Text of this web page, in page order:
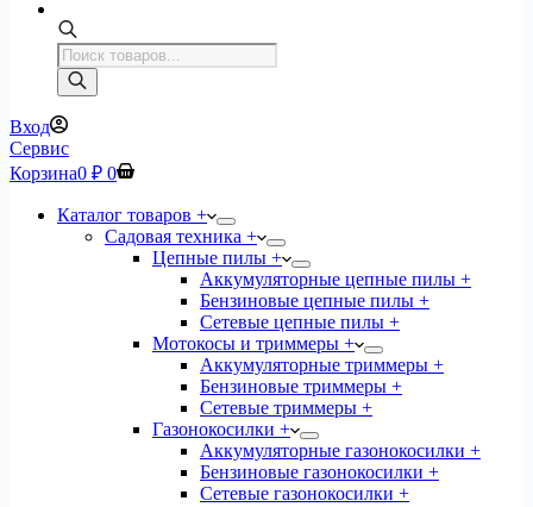
Поиск
товаров
Вход
Сервис
Корзина0 ₽ 0
Каталог товаров +
Садовая техника +
Цепные пилы +
Аккумуляторные цепные пилы +
Бензиновые цепные пилы +
Сетевые цепные пилы +
Мотокосы и триммеры +
Аккумуляторные триммеры +
Бензиновые триммеры +
Сетевые триммеры +
Газонокосилки +
Аккумуляторные газонокосилки +
Бензиновые газонокосилки +
Сетевые газонокосилки +